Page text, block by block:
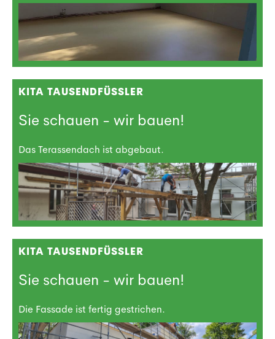
KITA TAUSENDFÜSSLER
Sie schauen - wir bauen!
Das Terassendach ist abgebaut.
KITA TAUSENDFÜSSLER
Sie schauen - wir bauen!
Die Fassade ist fertig gestrichen.